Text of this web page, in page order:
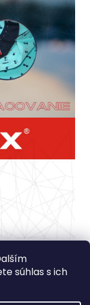
súhlas s ich
40?. Nesmie sa
nesmie sa sušiť
teplote 150?,